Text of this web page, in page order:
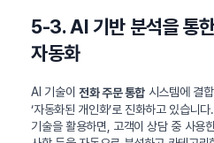
5-3. AI 기반 분석을 통
자동화
AI 기술이 전화 주문 통합 시스템에 결
‘자동화된 개인화’로 진화하고 있습니
기술을 활용하면, 고객이 상담 중 사용